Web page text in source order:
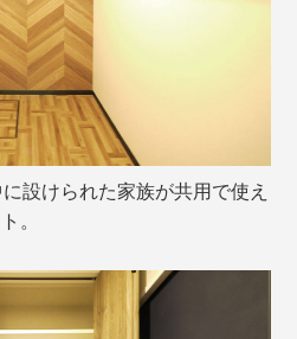
設けられた家族が共用で使え
。